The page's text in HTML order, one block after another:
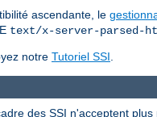
ascendante, le
text/x-server-parsed-
notre Tutoriel SSI
des SSI n'acceptent